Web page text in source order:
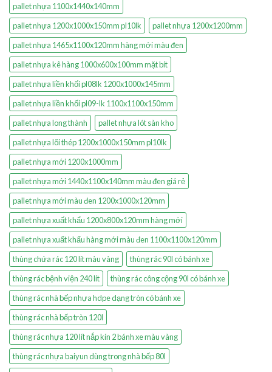
pallet nhựa 1100x1440x140mm
pallet nhựa 1200x1000x150mm pl10lk
pallet nhựa 1200x1200mm
pallet nhựa 1465x1100x120mm hàng mới màu đen
pallet nhựa kê hàng 1000x600x100mm mặt bít
pallet nhựa liền khối pl08lk 1200x1000x145mm
pallet nhựa liền khối pl09-lk 1100x1100x150mm
pallet nhựa long thành
pallet nhựa lót sàn kho
pallet nhựa lõi thép 1200x1000x150mm pl10lk
pallet nhựa mới 1200x1000mm
pallet nhựa mới 1440x1100x140mm màu đen giá rẻ
pallet nhựa mới màu đen 1200x1000x120mm
pallet nhựa xuất khẩu 1200x800x120mm hàng mới
pallet nhựa xuất khẩu hàng mới màu đen 1100x1100x120mm
thùng chứa rác 120 lít màu vàng
thùng rác 90l có bánh xe
thùng rác bệnh viện 240 lít
thùng rác công cộng 90l có bánh xe
thùng rác nhà bếp nhựa hdpe dạng tròn có bánh xe
thùng rác nhà bếp tròn 120l
thùng rác nhựa 120 lít nắp kín 2 bánh xe màu vàng
thùng rác nhựa baiyun dùng trong nhà bếp 80l